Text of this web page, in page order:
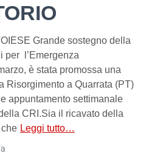
Grande sostegno della
per l’Emergenza
è stata promossa una
Risorgimento a Quarrata (PT)
appuntamento settimanale
CRI.Sia il ricavato della
Leggi tutto…